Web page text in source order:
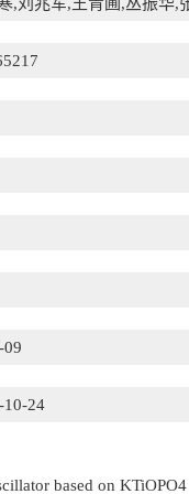
09
10-24
based on